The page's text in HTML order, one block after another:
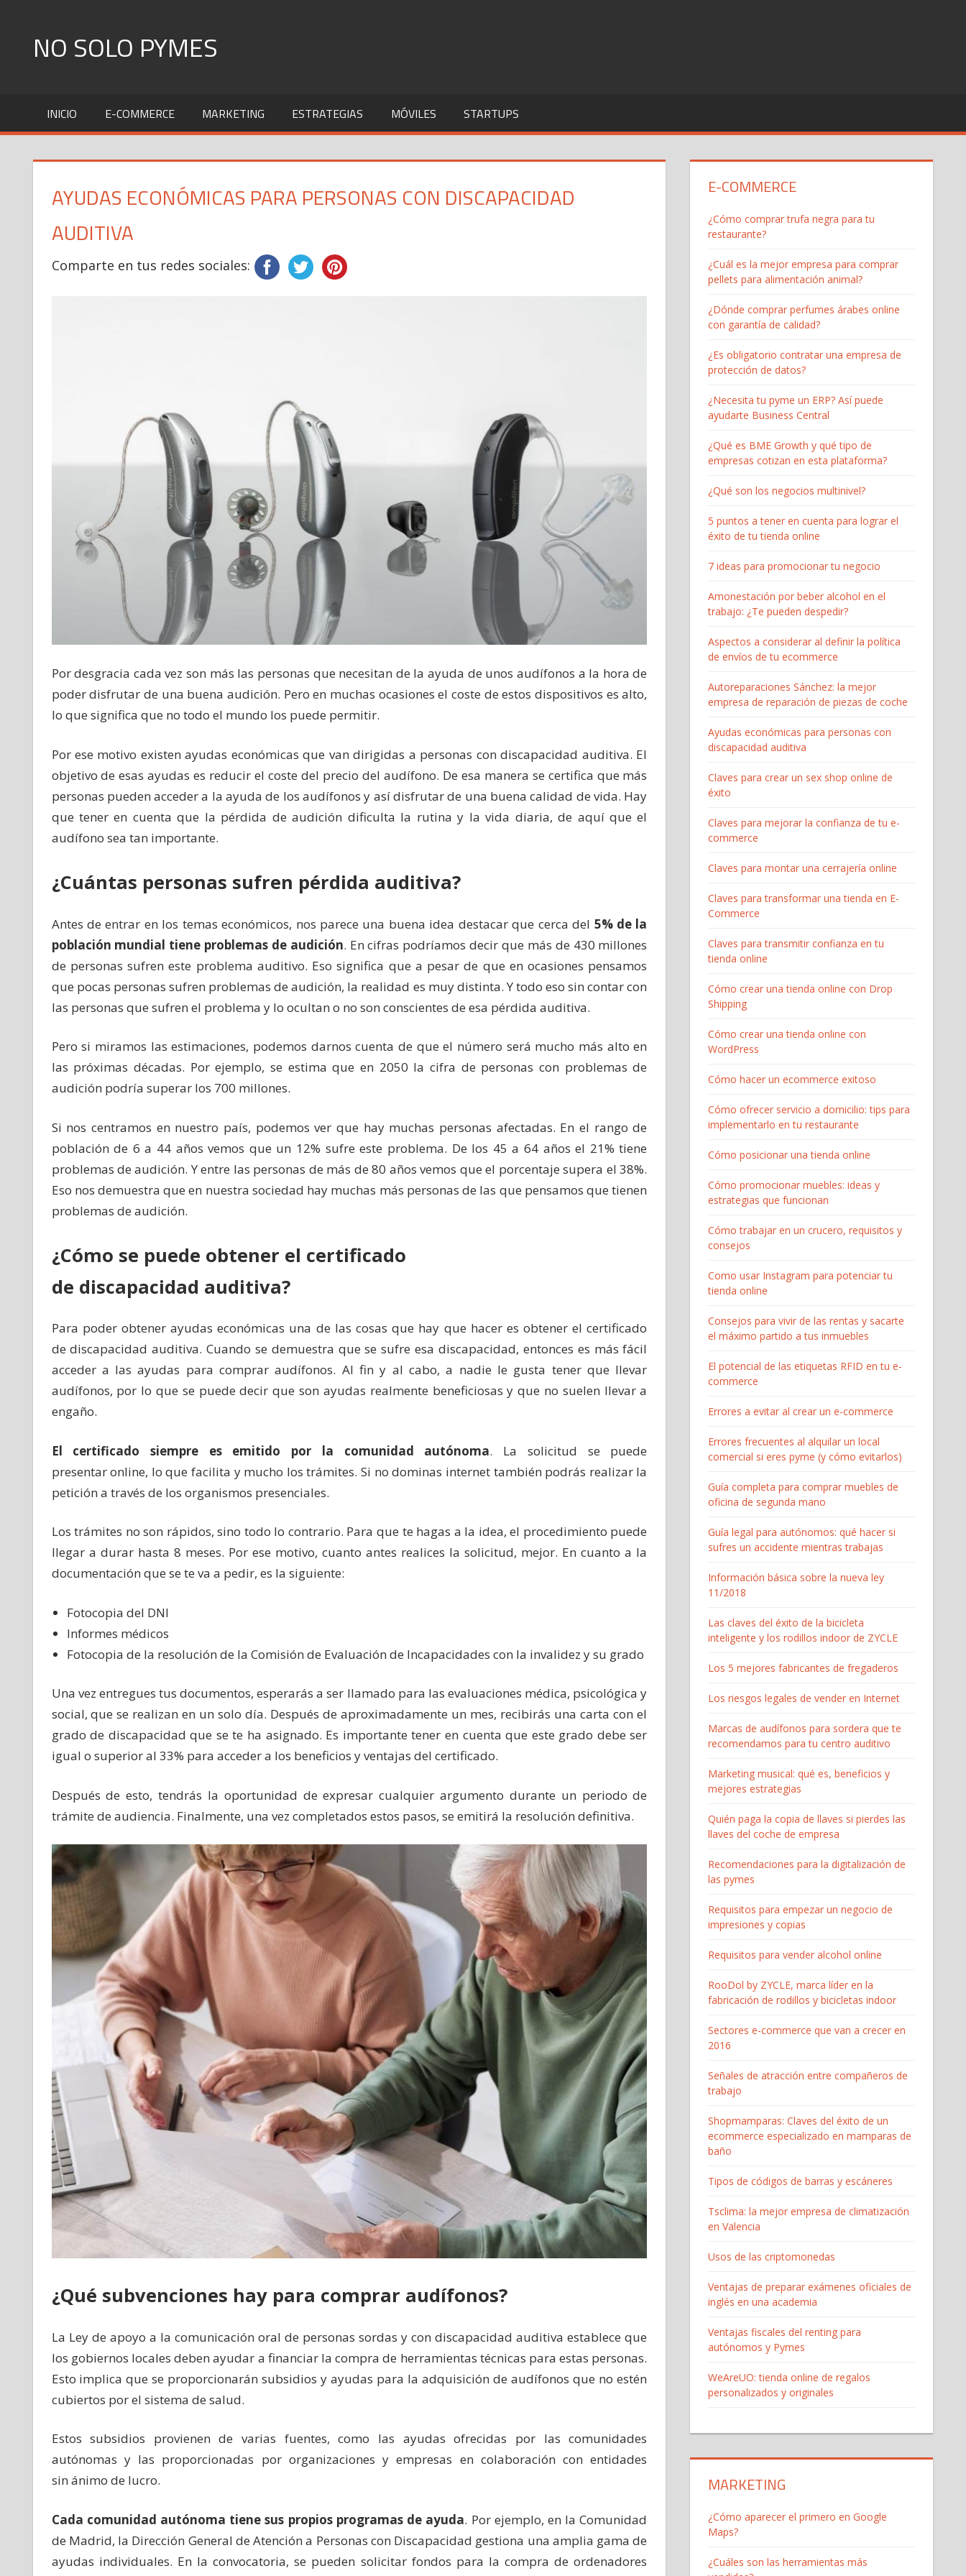
contentNO SOLO PYMES
que
una
saber
INICIO E-COMMERCE MARKETING ESTRATEGIAS MÓVILES STARTUPS
AYUDAS ECONÓMICAS PARA PERSONAS CON DISCAPACIDAD
AUDITIVA
Comparte en tus redes sociales:
Por desgracia cada vez son más las personas que necesitan de la ayuda de unos audífonos a la hora de
poder disfrutar de una buena audición. Pero en muchas ocasiones el coste de estos dispositivos es alto,
lo que significa que no todo el mundo los puede permitir.
Por ese motivo existen ayudas económicas que van dirigidas a personas con discapacidad auditiva. El
objetivo de esas ayudas es reducir el coste del precio del audífono. De esa manera se certifica que más
personas pueden acceder a la ayuda de los audífonos y así disfrutar de una buena calidad de vida. Hay
que tener en cuenta que la pérdida de audición dificulta la rutina y la vida diaria, de aquí que el
audífono sea tan importante.
¿Cuántas personas sufren pérdida auditiva?
Antes de entrar en los temas económicos, nos parece una buena idea destacar que cerca del 5% de la
población mundial tiene problemas de audición. En cifras podríamos decir que más de 430 millones
de personas sufren este problema auditivo. Eso significa que a pesar de que en ocasiones pensamos
que pocas personas sufren problemas de audición, la realidad es muy distinta. Y todo eso sin contar con
las personas que sufren el problema y lo ocultan o no son conscientes de esa pérdida auditiva.
Pero si miramos las estimaciones, podemos darnos cuenta de que el número será mucho más alto en
las próximas décadas. Por ejemplo, se estima que en 2050 la cifra de personas con problemas de
audición podría superar los 700 millones.
Si nos centramos en nuestro país, podemos ver que hay muchas personas afectadas. En el rango de
población de 6 a 44 años vemos que un 12% sufre este problema. De los 45 a 64 años el 21% tiene
problemas de audición. Y entre las personas de más de 80 años vemos que el porcentaje supera el 38%.
Eso nos demuestra que en nuestra sociedad hay muchas más personas de las que pensamos que tienen
problemas de audición.
¿Cómo se puede obtener el certificado
de discapacidad auditiva?
Para poder obtener ayudas económicas una de las cosas que hay que hacer es obtener el certificado
de discapacidad auditiva. Cuando se demuestra que se sufre esa discapacidad, entonces es más fácil
acceder a las ayudas para comprar audífonos. Al fin y al cabo, a nadie le gusta tener que llevar
audífonos, por lo que se puede decir que son ayudas realmente beneficiosas y que no suelen llevar a
engaño.
El certificado siempre es emitido por la comunidad autónoma. La solicitud se puede
presentar online, lo que facilita y mucho los trámites. Si no dominas internet también podrás realizar la
petición a través de los organismos presenciales.
Los trámites no son rápidos, sino todo lo contrario. Para que te hagas a la idea, el procedimiento puede
llegar a durar hasta 8 meses. Por ese motivo, cuanto antes realices la solicitud, mejor. En cuanto a la
documentación que se te va a pedir, es la siguiente:
Fotocopia del DNI
Informes médicos
Fotocopia de la resolución de la Comisión de Evaluación de Incapacidades con la invalidez y su grado
Una vez entregues tus documentos, esperarás a ser llamado para las evaluaciones médica, psicológica y
social, que se realizan en un solo día. Después de aproximadamente un mes, recibirás una carta con el
grado de discapacidad que se te ha asignado. Es importante tener en cuenta que este grado debe ser
igual o superior al 33% para acceder a los beneficios y ventajas del certificado.
Después de esto, tendrás la oportunidad de expresar cualquier argumento durante un periodo de
trámite de audiencia. Finalmente, una vez completados estos pasos, se emitirá la resolución definitiva.
¿Qué subvenciones hay para comprar audífonos?
La Ley de apoyo a la comunicación oral de personas sordas y con discapacidad auditiva establece que
los gobiernos locales deben ayudar a financiar la compra de herramientas técnicas para estas personas.
Esto implica que se proporcionarán subsidios y ayudas para la adquisición de audífonos que no estén
cubiertos por el sistema de salud.
Estos subsidios provienen de varias fuentes, como las ayudas ofrecidas por las comunidades
autónomas y las proporcionadas por organizaciones y empresas en colaboración con entidades
sin ánimo de lucro.
Cada comunidad autónoma tiene sus propios programas de ayuda. Por ejemplo, en la Comunidad
de Madrid, la Dirección General de Atención a Personas con Discapacidad gestiona una amplia gama de
ayudas individuales. En la convocatoria, se pueden solicitar fondos para la compra de ordenadores
E-COMMERCE
¿Cómo comprar trufa negra para tu
restaurante?
¿Cuál es la mejor empresa para comprar
pellets para alimentación animal?
¿Dónde comprar perfumes árabes online
con garantía de calidad?
¿Es obligatorio contratar una empresa de
protección de datos?
¿Necesita tu pyme un ERP? Así puede
ayudarte Business Central
¿Qué es BME Growth y qué tipo de
empresas cotizan en esta plataforma?
¿Qué son los negocios multinivel?
5 puntos a tener en cuenta para lograr el
éxito de tu tienda online
7 ideas para promocionar tu negocio
Amonestación por beber alcohol en el
trabajo: ¿Te pueden despedir?
Aspectos a considerar al definir la política
de envíos de tu ecommerce
Autoreparaciones Sánchez: la mejor
empresa de reparación de piezas de coche
Ayudas económicas para personas con
discapacidad auditiva
Claves para crear un sex shop online de
éxito
Claves para mejorar la confianza de tu e-
commerce
Claves para montar una cerrajería online
Claves para transformar una tienda en E-
Commerce
Claves para transmitir confianza en tu
tienda online
Cómo crear una tienda online con Drop
Shipping
Cómo crear una tienda online con
WordPress
Cómo hacer un ecommerce exitoso
Cómo ofrecer servicio a domicilio: tips para
implementarlo en tu restaurante
Cómo posicionar una tienda online
Cómo promocionar muebles: ideas y
estrategias que funcionan
Cómo trabajar en un crucero, requisitos y
consejos
Como usar Instagram para potenciar tu
tienda online
Consejos para vivir de las rentas y sacarte
el máximo partido a tus inmuebles
El potencial de las etiquetas RFID en tu e-
commerce
Errores a evitar al crear un e-commerce
Errores frecuentes al alquilar un local
comercial si eres pyme (y cómo evitarlos)
Guía completa para comprar muebles de
oficina de segunda mano
Guía legal para autónomos: qué hacer si
sufres un accidente mientras trabajas
Información básica sobre la nueva ley
11/2018
Las claves del éxito de la bicicleta
inteligente y los rodillos indoor de ZYCLE
Los 5 mejores fabricantes de fregaderos
Los riesgos legales de vender en Internet
Marcas de audífonos para sordera que te
recomendamos para tu centro auditivo
Marketing musical: qué es, beneficios y
mejores estrategias
Quién paga la copia de llaves si pierdes las
llaves del coche de empresa
Recomendaciones para la digitalización de
las pymes
Requisitos para empezar un negocio de
impresiones y copias
Requisitos para vender alcohol online
RooDol by ZYCLE, marca líder en la
fabricación de rodillos y bicicletas indoor
Sectores e-commerce que van a crecer en
2016
Señales de atracción entre compañeros de
trabajo
Shopmamparas: Claves del éxito de un
ecommerce especializado en mamparas de
baño
Tipos de códigos de barras y escáneres
Tsclima: la mejor empresa de climatización
en Valencia
Usos de las criptomonedas
Ventajas de preparar exámenes oficiales de
inglés en una academia
Ventajas fiscales del renting para
autónomos y Pymes
WeAreUO: tienda online de regalos
personalizados y originales
MARKETING
¿Cómo aparecer el primero en Google
Maps?
¿Cuáles son las herramientas más